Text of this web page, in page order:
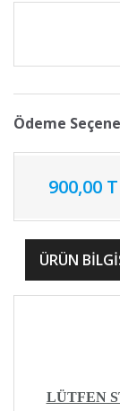
Ödeme
900,00
ÜRÜN
LÜTFEN